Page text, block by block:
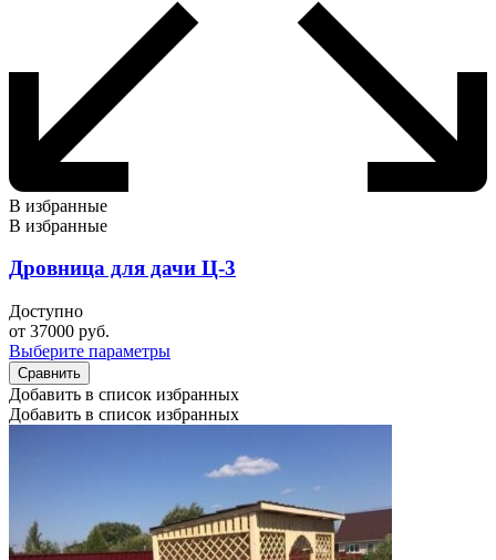
В избранные
В избранные
Дровница для дачи Ц-3
Доступно
от 37000 руб.
Выберите параметры
Сравнить
Добавить в список избранных
Добавить в список избранных